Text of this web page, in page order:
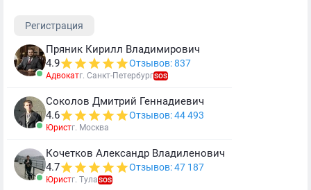
Регистрация
Пряник Кирилл Владимирович
4.9
Отзывов: 837
Адвокатг. Санкт-ПетербургSOS
Соколов Дмитрий Геннадиевич
4.6
Отзывов: 44 493
Юристг. Москва
Кочетков Александр Владиленович
4.7
Отзывов: 47 187
Юристг. ТулаSOS